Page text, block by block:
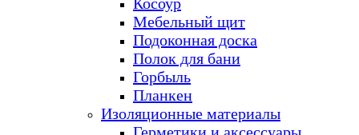
Мебельный щит
Подоконная доска
Полок для бани
Горбыль
Планкен
Изоляционные материалы